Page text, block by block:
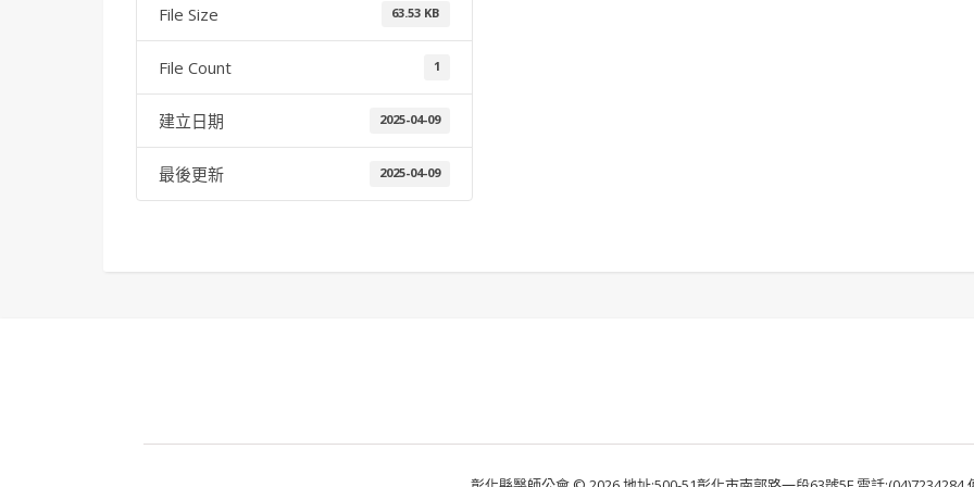
File Size 63.53 KB
File Count 1
建立日期 2025-04-09
最後更新 2025-04-09